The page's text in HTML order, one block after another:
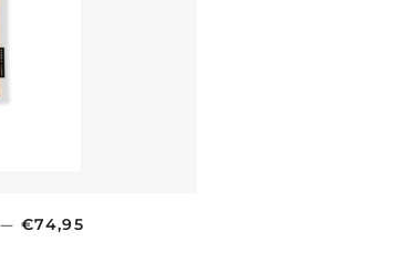
— PRIX HABITUEL
€74,95